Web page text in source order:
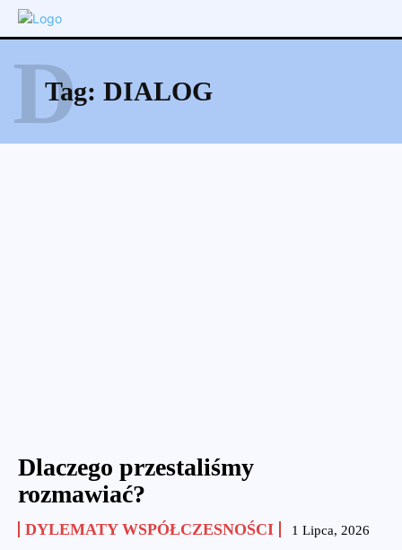
Tag: DIALOG
D
Dlaczego przestaliśmy
rozmawiać?
DYLEMATY WSPÓŁCZESNOŚCI 1 Lipca, 2026